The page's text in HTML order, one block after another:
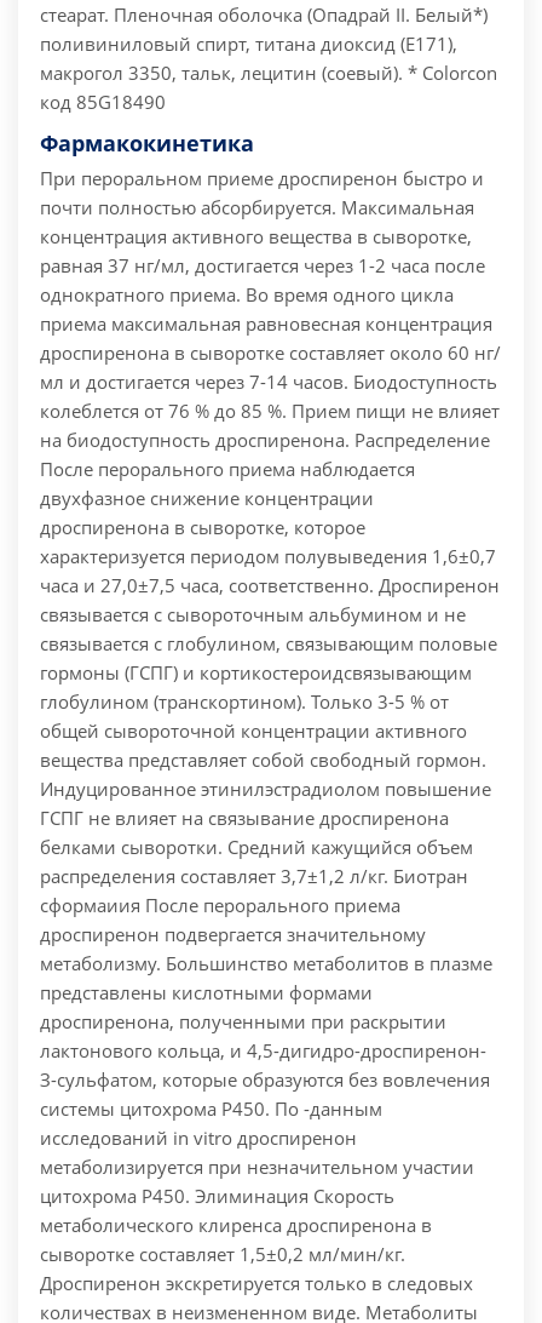
стеарат. Пленочная оболочка (Опадрай II. Белый*)
поливиниловый спирт, титана диоксид (Е171),
макрогол 3350, тальк, лецитин (соевый). * Colorcon
код 85G18490
Фармакокинетика
При пероральном приеме дроспиренон быстро и
почти полностью абсорбируется. Максимальная
концентрация активного вещества в сыворотке,
равная 37 нг/мл, достигается через 1-2 часа после
однократного приема. Во время одного цикла
приема максимальная равновесная концентрация
дроспиренона в сыворотке составляет около 60 нг/
мл и достигается через 7-14 часов. Биодоступность
колеблется от 76 % до 85 %. Прием пищи не влияет
на биодоступность дроспиренона. Распределение
После перорального приема наблюдается
двухфазное снижение концентрации
дроспиренона в сыворотке, которое
характеризуется периодом полувыведения 1,6±0,7
часа и 27,0±7,5 часа, соответственно. Дроспиренон
связывается с сывороточным альбумином и не
связывается с глобулином, связывающим половые
гормоны (ГСПГ) и кортикостероидсвязывающим
глобулином (транскортином). Только 3-5 % от
общей сывороточной концентрации активного
вещества представляет собой свободный гормон.
Индуцированное этинилэстрадиолом повышение
ГСПГ не влияет на связывание дроспиренона
белками сыворотки. Средний кажущийся объем
распределения составляет 3,7±1,2 л/кг. Биотран
сформаиия После перорального приема
дроспиренон подвергается значительному
метаболизму. Большинство метаболитов в плазме
представлены кислотными формами
дроспиренона, полученными при раскрытии
лактонового кольца, и 4,5-дигидро-дроспиренон-
З-сульфатом, которые образуются без вовлечения
системы цитохрома Р450. По -данным
исследований in vitro дроспиренон
метаболизируется при незначительном участии
цитохрома Р450. Элиминация Скорость
метаболического клиренса дроспиренона в
сыворотке составляет 1,5±0,2 мл/мин/кг.
Дроспиренон экскретируется только в следовых
количествах в неизмененном виде. Метаболиты